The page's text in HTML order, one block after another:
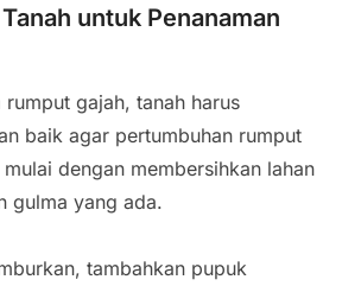
untuk Penanaman
rumput gajah, tanah harus
baik agar pertumbuhan rumput
dengan membersihkan lahan
gulma yang ada.
tambahkan pupuk